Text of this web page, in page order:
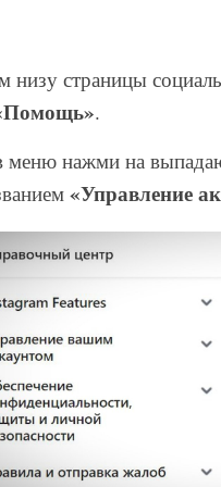
низу страницы
.
меню нажми на
«Управление